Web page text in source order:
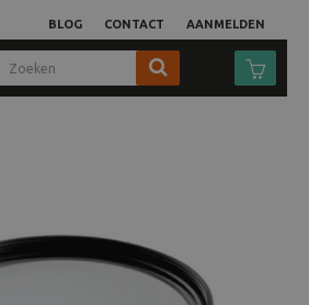
AANMELDEN
BLOG CONTACT